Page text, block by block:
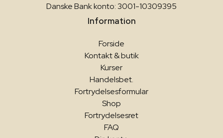
Danske Bank konto: 3001-10309395
Information
Forside
Kontakt & butik
Kurser
Handelsbet.
Fortrydelsesformular
Shop
Fortrydelsesret
FAQ